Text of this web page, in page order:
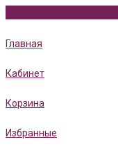
Главная
Кабинет
Корзина
Избранные